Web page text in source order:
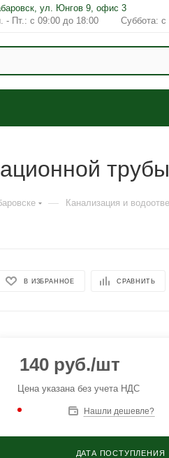
ул. Юнгов 9, офис 3
- Пт.: с 09:00 до 18:00 Суббота: с
— Канализация и
В ИЗБРАННОЕ СРАВНИТЬ
140 руб./шт
Цена указана без учета НДС
Нашли дешевле?
ДАТА ПОСТУПЛЕНИЯ